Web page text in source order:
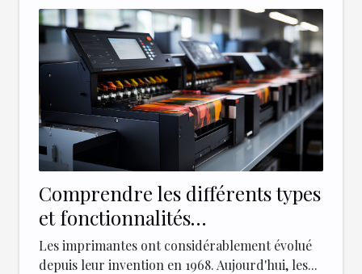
Comprendre les différents types
et fonctionnalités
d'imprimantes modernes
Les imprimantes ont considérablement évolué
depuis leur invention en 1968. Aujourd'hui, les...